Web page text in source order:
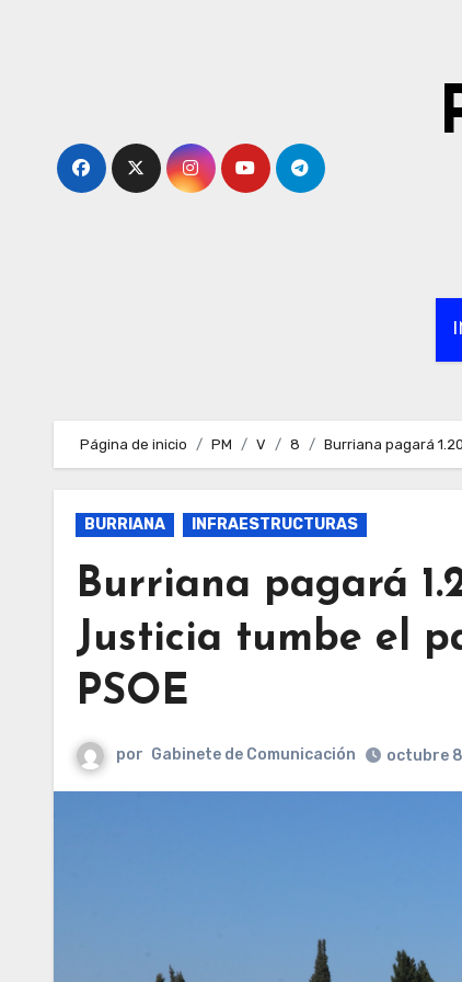
Página de inicio PM V 8 Burriana pagará
BURRIANA INFRAESTRUCTURAS
Burriana pagará
Justicia tumbe el
PSOE
por Gabinete de Comunicación octubre